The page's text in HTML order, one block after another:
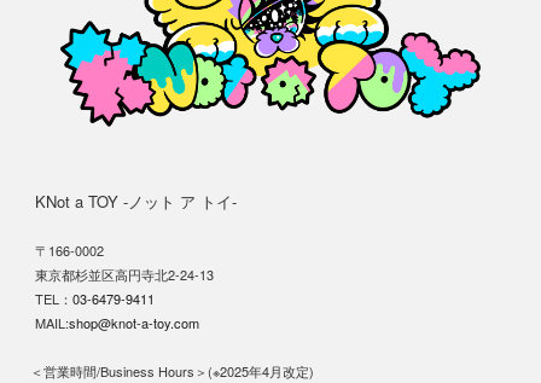
KNot a TOY -ノット ア トイ-
〒166-0002
東京都杉並区高円寺北2-24-13
TEL： 03-6479-9411
MAIL:shop@knot-a-toy.com
＜営業時間/Business Hours＞(※2025年4月改定)